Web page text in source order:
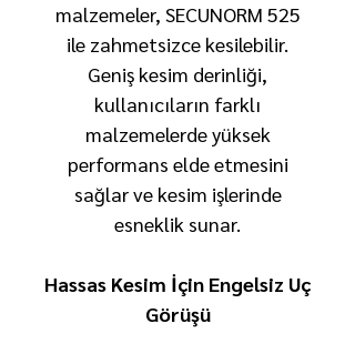
malzemeler, SECUNORM 525
ile zahmetsizce kesilebilir.
Geniş kesim derinliği,
kullanıcıların farklı
malzemelerde yüksek
performans elde etmesini
sağlar ve kesim işlerinde
esneklik sunar.
Hassas Kesim İçin Engelsiz Uç
Görüşü